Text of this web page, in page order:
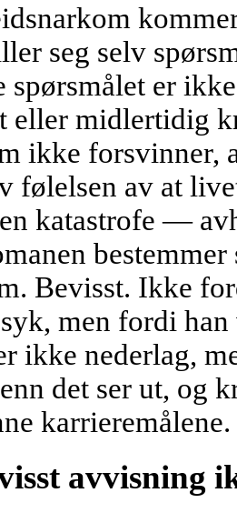
seg selv
spørsmålet er
eller midlertidig
ikke forsvinner,
følelsen av at
katastrofe —
bestemmer
Bevisst. Ikke
men fordi han
ikke nederlag,
det ser ut, og
karrieremålene.
avvisning